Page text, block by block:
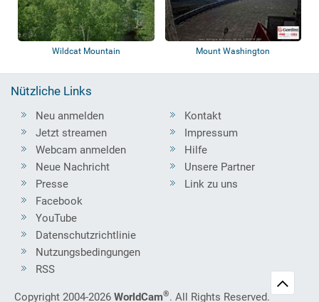
Wildcat Mountain Mount Washington
Nützliche Links
Neu anmelden
Jetzt streamen
Webcam anmelden
Neue Nachricht
Presse
Kontakt
Impressum
Hilfe
Unsere Partner
Link zu uns
Facebook
YouTube
Datenschutzrichtlinie
Nutzungsbedingungen
RSS
Copyright 2004-2026 WorldCam®. All Rights Reserved.